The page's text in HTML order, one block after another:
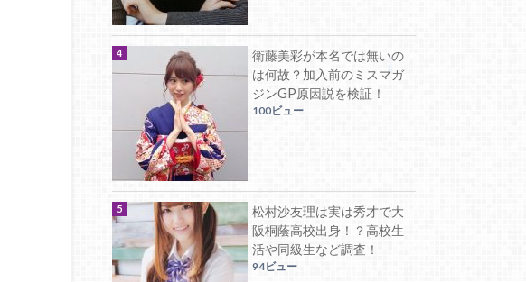
衛藤美彩が本名では無いの
は何故？加入前のミスマガ
ジンGP原因説を検証！
100ビュー
松村沙友理は実は秀才で大
阪桐蔭高校出身！？高校生
活や同級生など調査！
94ビュー